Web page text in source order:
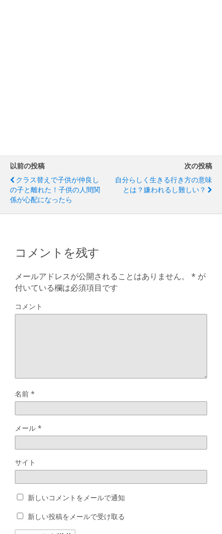
以前の投稿
クラス替えで子供が仲良し
の子と離れた！子供の人間関
係が心配になったら
次の投稿
自分らしく生きる行き方の意味
とは？嫌われるし難しい？
コメントを残す
メールアドレスが公開されることはありません。 * が
付いている欄は必須項目です
コメント
名前 *
メール *
サイト
新しいコメントをメールで通知
新しい投稿をメールで受け取る